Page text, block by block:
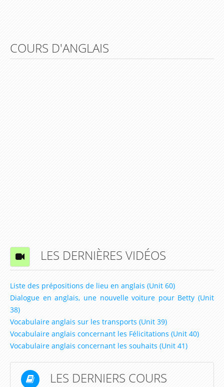
Lesson 21 – How much is this dress ?
Lesson 22 – Can you tell me the way to…?
Lesson 30 – You’ve already been a big champion,
haven’t you ?
Vidéos
Lire et écouter des livres en anglais (english talking
book)
Animations et Vidéos en Anglais
Chansons et Comptines pour apprendre l'anglais
COURS D'ANGLAIS
LES DERNIÈRES VIDÉOS
Liste des prépositions de lieu en anglais (Unit 60)
Dialogue en anglais, une nouvelle voiture pour Betty (Unit
38)
Vocabulaire anglais sur les transports (Unit 39)
Vocabulaire anglais concernant les Félicitations (Unit 40)
Vocabulaire anglais concernant les souhaits (Unit 41)
LES DERNIERS COURS